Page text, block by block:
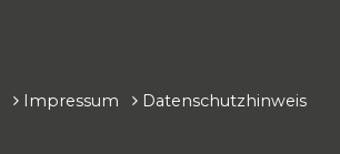
Impressum Datenschutzhinweis